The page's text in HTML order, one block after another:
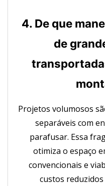
4. De que
de
Projetos volumosos
separáveis com
parafusar. Essa
otimiza o espaço
convencionais e
custos